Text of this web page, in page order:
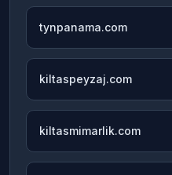
tynpanama.com
kiltaspeyzaj.com
kiltasmimarlik.com